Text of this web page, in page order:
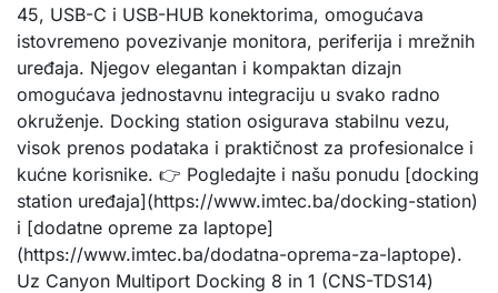
45, USB-C i USB-HUB konektorima, omogućava
istovremeno povezivanje monitora, periferija i mrežnih
uređaja. Njegov elegantan i kompaktan dizajn
omogućava jednostavnu integraciju u svako radno
okruženje. Docking station osigurava stabilnu vezu,
visok prenos podataka i praktičnost za profesionalce i
kućne korisnike. 👉 Pogledajte i našu ponudu [docking
station uređaja](https://www.imtec.ba/docking-station)
i [dodatne opreme za laptope]
(https://www.imtec.ba/dodatna-oprema-za-laptope).
Uz Canyon Multiport Docking 8 in 1 (CNS-TDS14)